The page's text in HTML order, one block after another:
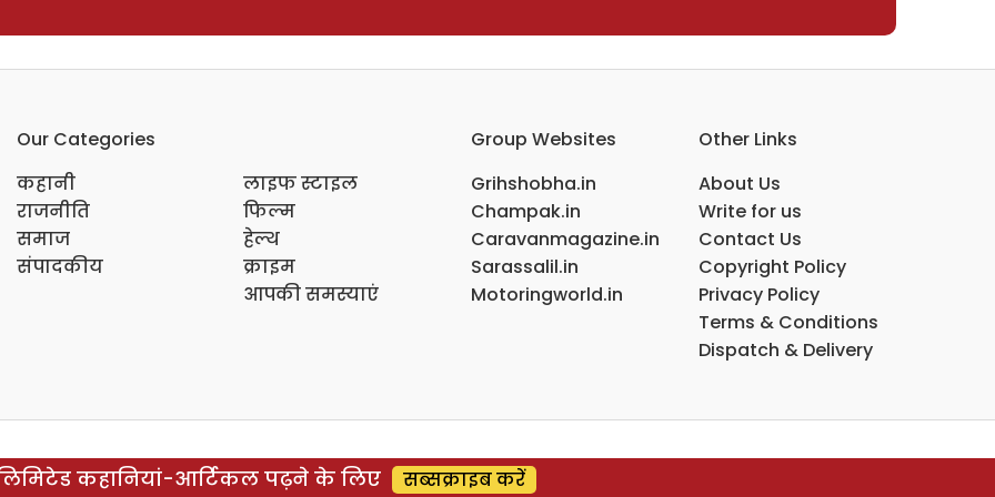
Our Categories
कहानी
राजनीति
समाज
संपादकीय
लाइफ स्टाइल
फिल्म
हेल्थ
क्राइम
आपकी समस्याएं
Group Websites
Grihshobha.in
Champak.in
Caravanmagazine.in
Sarassalil.in
Motoringworld.in
Other Links
About Us
Write for us
Contact Us
Copyright Policy
Privacy Policy
Terms & Conditions
Dispatch & Delivery
कहानियां-आर्टिकल पढ़ने के लिए सब्सक्राइब करें